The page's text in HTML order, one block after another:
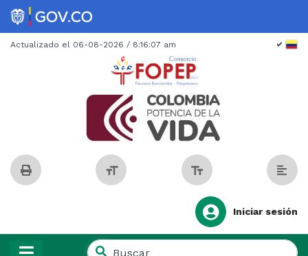
Actualizado el 06-08-2026 / 8:16:07 am
Iniciar sesión
Buscar